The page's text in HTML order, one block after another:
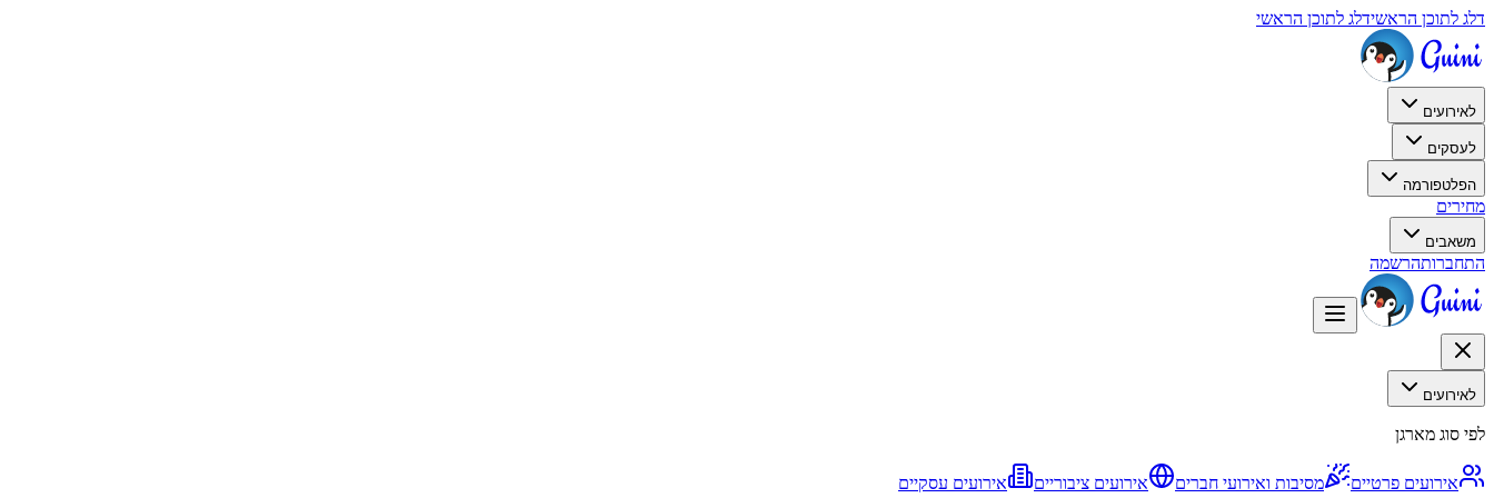
דלג לתוכן הראשידלג לתוכן הראשי
לאירועים
לעסקים
הפלטפורמה
מחירים
משאבים
התחברותהרשמה
לאירועים
לפי סוג מארגן
אירועים פרטיים מסיבות ואירועי חברים אירועים ציבוריים
אירועים עסקיים